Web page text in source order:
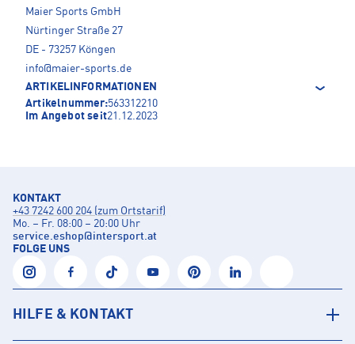
Maier Sports GmbH
Nürtinger Straße 27
DE - 73257 Köngen
info@maier-sports.de
ARTIKELINFORMATIONEN
Artikelnummer:563312210
Im Angebot seit21.12.2023
KONTAKT
+43 7242 600 204 (zum Ortstarif)
Mo. – Fr. 08:00 – 20:00 Uhr
service.eshop@intersport.at
FOLGE UNS
HILFE & KONTAKT